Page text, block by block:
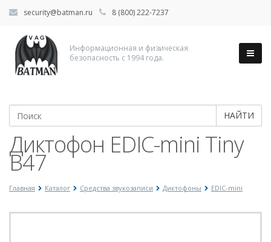
security@batman.ru 8 (800) 222-7237
Информационная и физическая
безопасность с 1994 года.
НАЙТИ
Диктофон EDIC-mini Tiny
B47
Главная Каталог Средства звукозаписи Диктофоны EDIC-mini